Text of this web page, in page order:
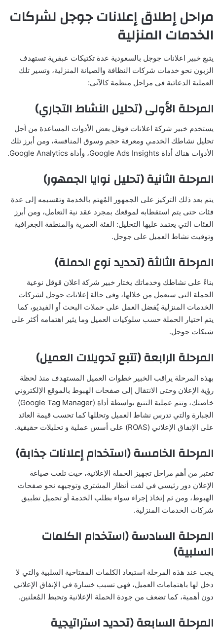
مراحل إطلاق إعلانات جوجل لشركات
الخدمات المنزلية
يتبع خبير اعلانات جوجل بالسعودية عدة تكتيكات عبقرية تستهدف
الزبون نحو خدمات شركات النظافة والصيانة المنزلية، وتسير تلك
العملية الدعائية في مراحل منظمة كالآتي:
المرحلة الأولى (تحليل النشاط التجاري)
يستخدم خبير شركة اعلانات قوقل بعض الأدوات المساعدة من أجل
تحليل نشاطك الخدمي ومعرفة حجم وسوق المنافسة، ومن أبرز تلك
الأدوات هناك أداة Google Ads Insights، وأداة Google Analytics.
المرحلة الثانية (تحليل نوايا الجمهور)
يتم بعد ذلك التركيز على الجمهور المُهتم بالخدمة وتقسيمه إلى عدة
فئات حتى يتم استقطابه لموقعك بمجرد عقد نية التعامل، ومن أبرز
الفئات التي يعتمد عليها التحليل: الفئة العمرية والمنطقة الجغرافية
وتوقيت نشاط العميل على جوجل.
المرحلة الثالثة (تحديد نوع الحملة)
بناءً على نشاطك وخدماتك يختار خبير شركة اعلان قوقل نوعية
الحملة التي سيعمل من خلالها، وفي حالة إعلانات جوجل لشركات
الخدمات المنزلية يُفضل العمل على حملات البحث أو الفيديو، كما
يتم اختيار الحملة حسب سلوكيات العميل وما يثير اهتمامه أكثر على
شبكات جوجل.
المرحلة الرابعة (تتبع تحويلات العميل)
بهذه المرحلة يراقب الخبير خطوات العميل المستهدف منذ لحظة
رؤية الإعلان وحتى الانتقال إلى صفحات الهبوط بالموقع الإلكتروني
خاصتك، وتتم عملية التتبع بواسطة أداة (Google Tag Manager)
الجبارة والتي تدرس نشاط العميل وتحللها كما تحسب قيمة العائد
على الإنفاق الإعلاني (ROAS) على أسس عملية و تحليلات حقيقية.
المرحلة الخامسة (استخدام إعلانات جذابة)
تعتبر من أهم مراحل تجهيز الحملة الإعلانية، حيث تلعب صياغة
الإعلان دور رئيسي في لفت أنظار المشتري وتوجيهه نحو صفحات
الهبوط، ومن ثم إتخاذ إجراء سواء بطلب الخدمة أو تحميل تطبيق
شركات الخدمات المنزلية.
المرحلة السادسة (استخدام الكلمات
السلبية)
يجب عند هذه المرحلة استبعاد الكلمات المفتاحية السلبية والتي لا
دخل لها باهتمامات العميل، فهي تسبب خسارة في الإنفاق الإعلاني
دون أهمية، كما تضعف من جودة الحملة الإعلانية وتحبط المُعلنين.
المرحلة السابعة (تحديد استراتيجية